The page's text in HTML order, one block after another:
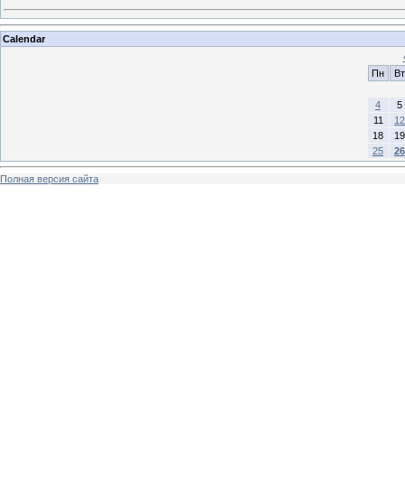
Calendar
Пн
Вт
4
5
11
12
18
19
25
26
Полная версия сайта